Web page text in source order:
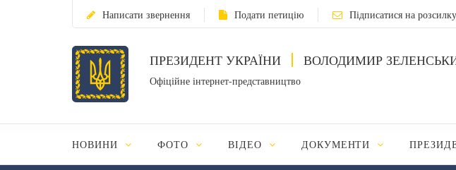
Написати звернення Подати петицію Підписатися на розсилку
ПРЕЗИДЕНТ УКРАЇНИ ВОЛОДИМИР
Офіційне інтернет-представництво
НОВИНИ ФОТО ВІДЕО ДОКУМЕНТИ